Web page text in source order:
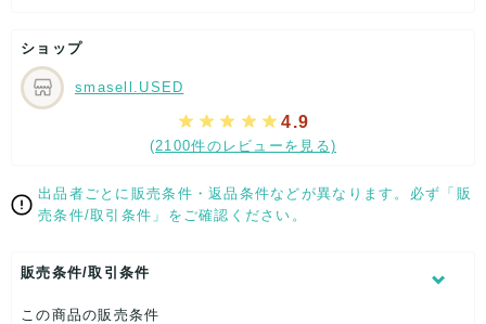
【 サイズ・容量 】
帽子高さ：約23cm
頭回り（内寸）：約46cm
なし
ショップ
smasell.USED
4.9
(2100件のレビューを見る)
出品者ごとに販売条件・返品条件などが異なります。必ず「販
売条件/取引条件」をご確認ください。
販売条件/取引条件
この商品の販売条件